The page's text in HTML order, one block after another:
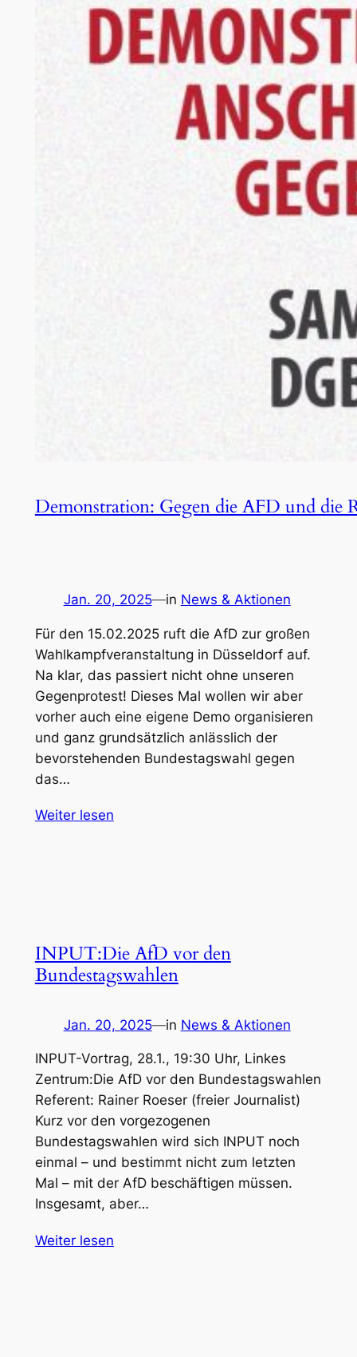
Demonstration: Gegen die AFD und die
Jan. 20, 2025—in News & Aktionen
Für den 15.02.2025 ruft die AfD zur großen
Wahlkampfveranstaltung in Düsseldorf auf.
Na klar, das passiert nicht ohne unseren
Gegenprotest! Dieses Mal wollen wir aber
vorher auch eine eigene Demo organisieren
und ganz grundsätzlich anlässlich der
bevorstehenden Bundestagswahl gegen
das…
Weiter lesen
INPUT:Die AfD vor den
Bundestagswahlen
Jan. 20, 2025—in News & Aktionen
INPUT-Vortrag, 28.1., 19:30 Uhr, Linkes
Zentrum:Die AfD vor den Bundestagswahlen
Referent: Rainer Roeser (freier Journalist)
Kurz vor den vorgezogenen
Bundestagswahlen wird sich INPUT noch
einmal – und bestimmt nicht zum letzten
Mal – mit der AfD beschäftigen müssen.
Insgesamt, aber…
Weiter lesen